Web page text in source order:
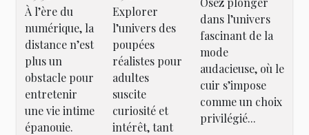
peuvent
renforcer
les
relations
à distance
?
À l’ère du
numérique, la
distance n’est
plus un
obstacle pour
entretenir
une vie intime
épanouie.
réaliste
pour
adultes ?
Explorer
l’univers des
poupées
réalistes pour
adultes
suscite
curiosité et
intérêt, tant
tendances
actuelles
des
ensembles
en cuir
pour
dans l’univers
fascinant de la
mode
audacieuse, où le
cuir s’impose
comme un choix
privilégié...